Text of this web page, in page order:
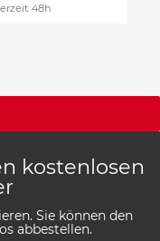
48h
kostenlosen
Sie können den
abbestellen.